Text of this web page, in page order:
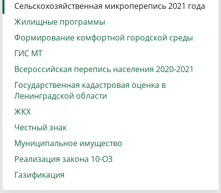
Сельскохозяйственная микроперепись 2021 года
Жилищные программы
Формирование комфортной городской среды
ГИС МТ
Всероссийская перепись населения 2020-2021
Государственная кадастровая оценка в
Ленинградской области
ЖКХ
Честный знак
Муниципальное имущество
Реализация закона 10-ОЗ
Газификация